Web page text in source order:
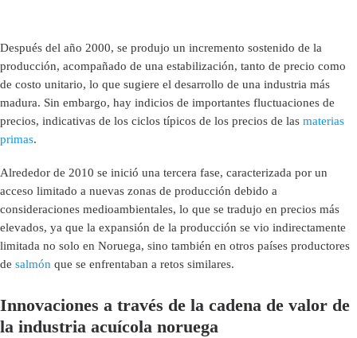
Después del año 2000, se produjo un incremento sostenido de la
producción, acompañado de una estabilización, tanto de precio como
de costo unitario, lo que sugiere el desarrollo de una industria más
madura. Sin embargo, hay indicios de importantes fluctuaciones de
precios, indicativas de los ciclos típicos de los precios de las materias
primas.
Alrededor de 2010 se inició una tercera fase, caracterizada por un
acceso limitado a nuevas zonas de producción debido a
consideraciones medioambientales, lo que se tradujo en precios más
elevados, ya que la expansión de la producción se vio indirectamente
limitada no solo en Noruega, sino también en otros países productores
de salmón que se enfrentaban a retos similares.
Innovaciones a través de la cadena de valor de
la industria acuícola noruega